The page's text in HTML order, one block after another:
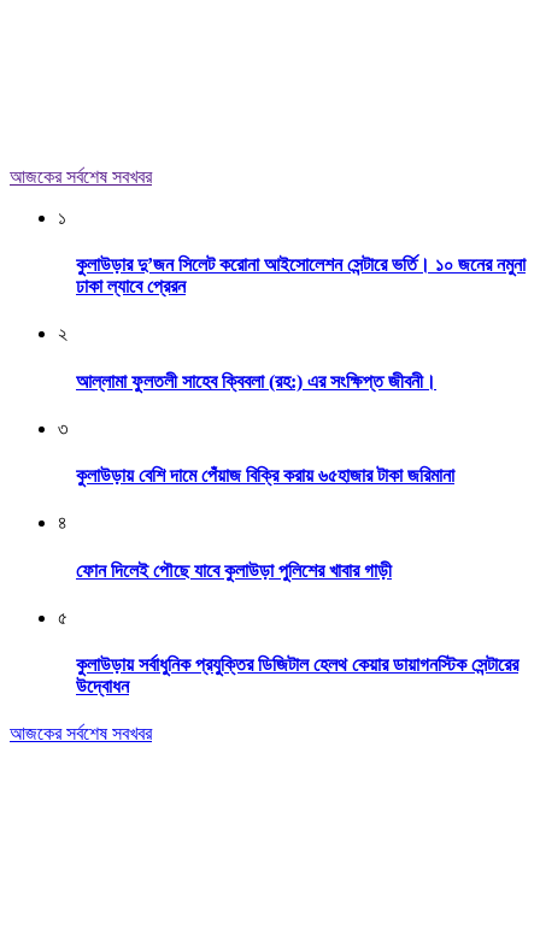
আজকের সর্বশেষ সবখবর
১
কুলাউড়ার দু’জন সিলেট করোনা আইসোলেশন সেন্টারে ভর্তি। ১০ জনের নমুনা
ঢাকা ল্যাবে প্রেরন
২
আল্লামা ফুলতলী সাহেব ক্বিবলা (রহ:) এর সংক্ষিপ্ত জীবনী।
৩
কুলাউড়ায় বেশি দামে পেঁয়াজ বিক্রি করায় ৬৫হাজার টাকা জরিমানা
৪
ফোন দিলেই পৌছে যাবে কুলাউড়া পুলিশের খাবার গাড়ী
৫
কুলাউড়ায় সর্বাধুনিক প্রযুক্তির ডিজিটাল হেলথ কেয়ার ডায়াগনস্টিক সেন্টারের
উদ্বোধন
আজকের সর্বশেষ সবখবর